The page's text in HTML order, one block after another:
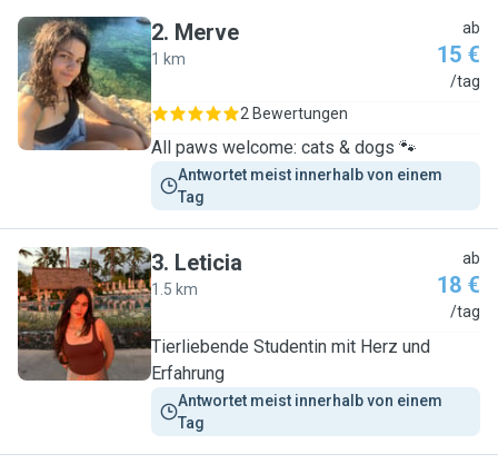
M
2. Merve
1 km
ab
15 €
/tag
2 Bewertungen
All paws welcome: cats & dogs 🐾
Antwortet meist innerhalb von einem
Tag
L
3. Leticia
1.5 km
ab
18 €
/tag
Tierliebende Studentin mit Herz und
Erfahrung
Antwortet meist innerhalb von einem
Tag